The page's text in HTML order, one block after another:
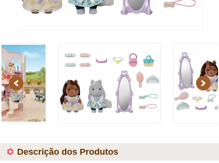
Previous Next
Descrição dos Produtos